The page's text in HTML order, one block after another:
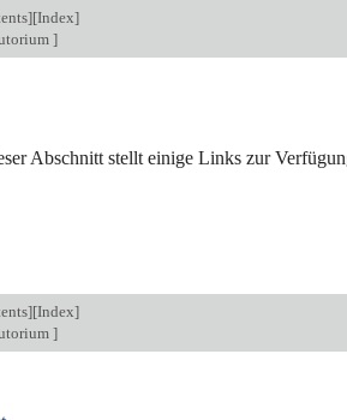
][Index]
]
Abschnitt stellt einige Links zur
][Index]
]